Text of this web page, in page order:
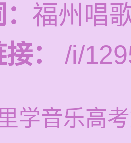
福州唱
：
/i/
学音乐高